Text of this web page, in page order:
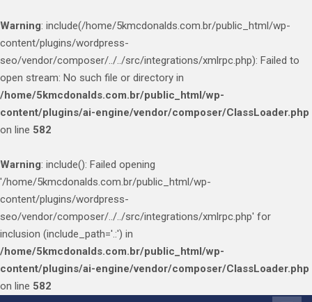
Warning: include(/home/5kmcdonalds.com.br/public_html/wp-
content/plugins/wordpress-
seo/vendor/composer/../../src/integrations/xmlrpc.php): Failed to
open stream: No such file or directory in
/home/5kmcdonalds.com.br/public_html/wp-
content/plugins/ai-engine/vendor/composer/ClassLoader.php
on line 582
Warning: include(): Failed opening
'/home/5kmcdonalds.com.br/public_html/wp-
content/plugins/wordpress-
seo/vendor/composer/../../src/integrations/xmlrpc.php' for
inclusion (include_path='.:') in
/home/5kmcdonalds.com.br/public_html/wp-
content/plugins/ai-engine/vendor/composer/ClassLoader.php
on line 582